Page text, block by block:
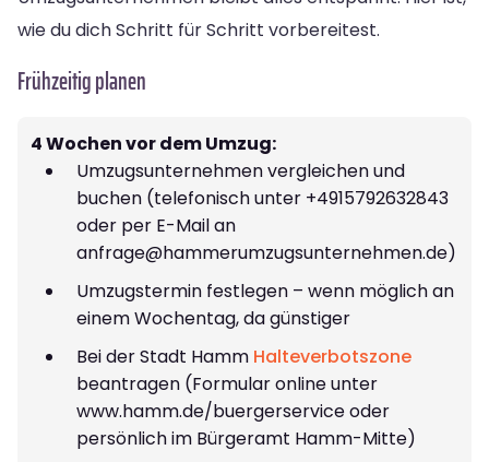
wie du dich Schritt für Schritt vorbereitest.
Frühzeitig planen
4 Wochen vor dem Umzug:
Umzugsunternehmen vergleichen und
buchen (telefonisch unter +4915792632843
oder per E-Mail an
anfrage@hammerumzugsunternehmen.de)
Umzugstermin festlegen – wenn möglich an
einem Wochentag, da günstiger
Bei der Stadt Hamm Halteverbotszone
beantragen (Formular online unter
www.hamm.de/buergerservice oder
persönlich im Bürgeramt Hamm-Mitte)